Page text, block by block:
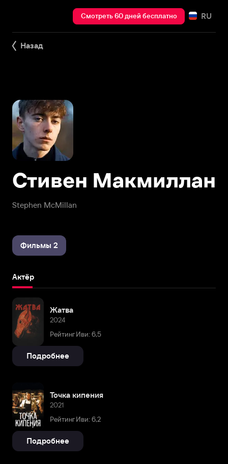
Смотреть 60 дней бесплатно RU
Назад
Stephen McMillan
Стивен Макмиллан
Фильмы 2
Актёр
Жатва
2024
Рейтинг Иви: 6,5
Подробнее
Точка кипения
2021
Рейтинг Иви: 6,2
Подробнее